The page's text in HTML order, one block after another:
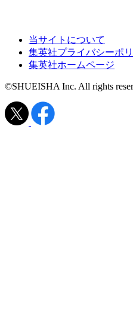
当サイトについて
集英社プライバシーポ
集英社ホームページ
©SHUEISHA Inc. All rights